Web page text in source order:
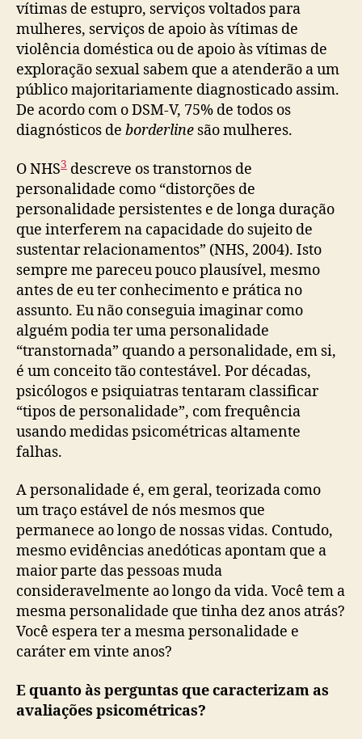
vítimas de estupro, serviços voltados para
mulheres, serviços de apoio às vítimas de
violência doméstica ou de apoio às vítimas de
exploração sexual sabem que a atenderão a um
público majoritariamente diagnosticado assim.
De acordo com o DSM-V, 75% de todos os
diagnósticos de borderline são mulheres.
O NHS3 descreve os transtornos de
personalidade como “distorções de
personalidade persistentes e de longa duração
que interferem na capacidade do sujeito de
sustentar relacionamentos” (NHS, 2004). Isto
sempre me pareceu pouco plausível, mesmo
antes de eu ter conhecimento e prática no
assunto. Eu não conseguia imaginar como
alguém podia ter uma personalidade
“transtornada” quando a personalidade, em si,
é um conceito tão contestável. Por décadas,
psicólogos e psiquiatras tentaram classificar
“tipos de personalidade”, com frequência
usando medidas psicométricas altamente
falhas.
A personalidade é, em geral, teorizada como
um traço estável de nós mesmos que
permanece ao longo de nossas vidas. Contudo,
mesmo evidências anedóticas apontam que a
maior parte das pessoas muda
consideravelmente ao longo da vida. Você tem a
mesma personalidade que tinha dez anos atrás?
Você espera ter a mesma personalidade e
caráter em vinte anos?
E quanto às perguntas que caracterizam as
avaliações psicométricas?